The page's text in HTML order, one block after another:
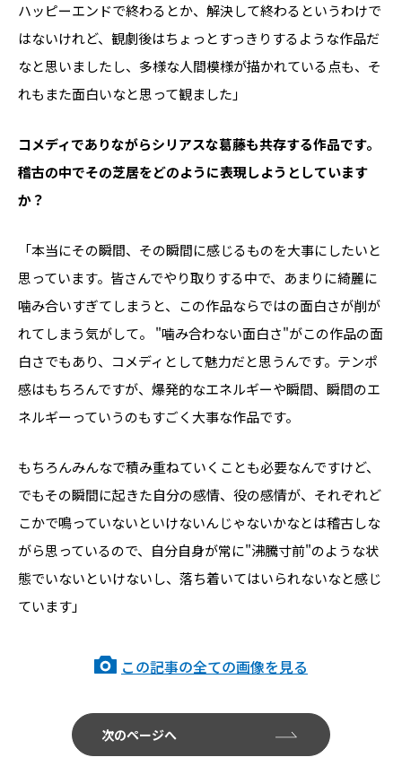
ハッピーエンドで終わるとか、解決して終わるというわけで
はないけれど、観劇後はちょっとすっきりするような作品だ
なと思いましたし、多様な人間模様が描かれている点も、そ
れもまた面白いなと思って観ました」
――コメディでありながらシリアスな葛藤も共存する作品です。
稽古の中でその芝居をどのように表現しようとしています
か？
「本当にその瞬間、その瞬間に感じるものを大事にしたいと
思っています。皆さんでやり取りする中で、あまりに綺麗に
噛み合いすぎてしまうと、この作品ならではの面白さが削が
れてしまう気がして。 "噛み合わない面白さ"がこの作品の面
白さでもあり、コメディとして魅力だと思うんです。テンポ
感はもちろんですが、爆発的なエネルギーや瞬間、瞬間のエ
ネルギーっていうのもすごく大事な作品です。
もちろんみんなで積み重ねていくことも必要なんですけど、
でもその瞬間に起きた自分の感情、役の感情が、それぞれど
こかで鳴っていないといけないんじゃないかなとは稽古しな
がら思っているので、自分自身が常に"沸騰寸前"のような状
態でいないといけないし、落ち着いてはいられないなと感じ
ています」
この記事の全ての画像を見る
次のページへ